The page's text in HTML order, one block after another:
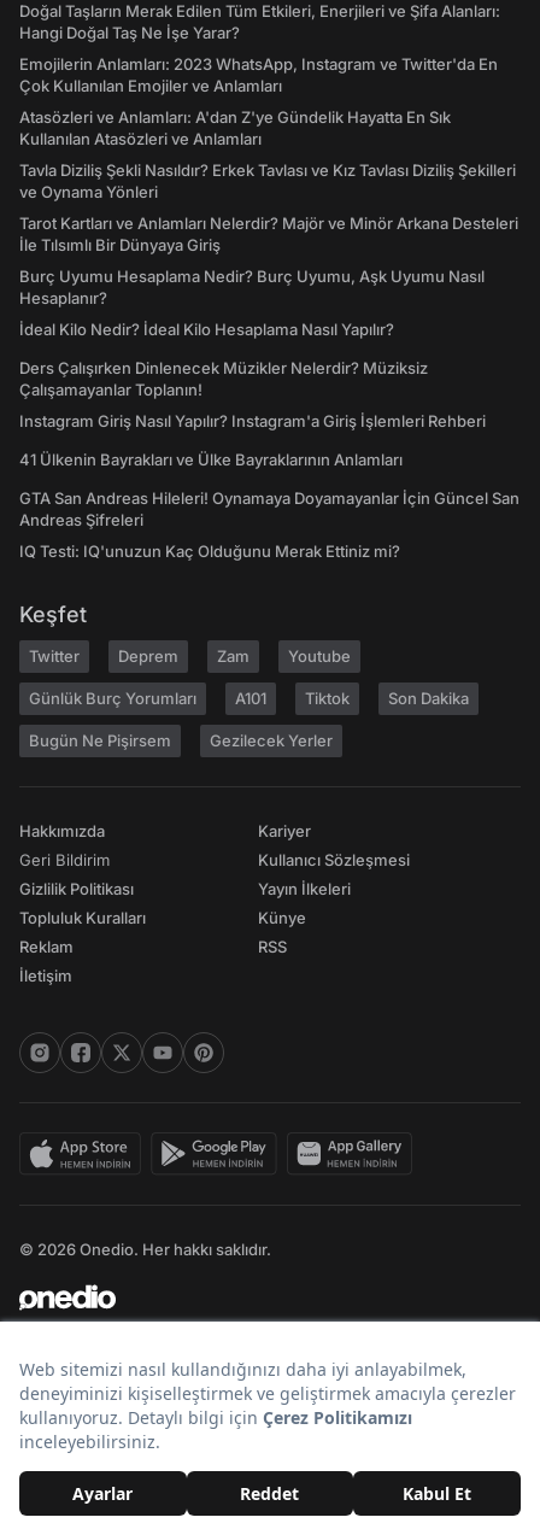
Doğal Taşların Merak Edilen Tüm Etkileri, Enerjileri ve Şifa Alanları:
Hangi Doğal Taş Ne İşe Yarar?
Emojilerin Anlamları: 2023 WhatsApp, Instagram ve Twitter'da En
Çok Kullanılan Emojiler ve Anlamları
Atasözleri ve Anlamları: A'dan Z'ye Gündelik Hayatta En Sık
Kullanılan Atasözleri ve Anlamları
Tavla Diziliş Şekli Nasıldır? Erkek Tavlası ve Kız Tavlası Diziliş Şekilleri
ve Oynama Yönleri
Tarot Kartları ve Anlamları Nelerdir? Majör ve Minör Arkana Desteleri
İle Tılsımlı Bir Dünyaya Giriş
Burç Uyumu Hesaplama Nedir? Burç Uyumu, Aşk Uyumu Nasıl
Hesaplanır?
İdeal Kilo Nedir? İdeal Kilo Hesaplama Nasıl Yapılır?
Ders Çalışırken Dinlenecek Müzikler Nelerdir? Müziksiz
Çalışamayanlar Toplanın!
Instagram Giriş Nasıl Yapılır? Instagram'a Giriş İşlemleri Rehberi
41 Ülkenin Bayrakları ve Ülke Bayraklarının Anlamları
GTA San Andreas Hileleri! Oynamaya Doyamayanlar İçin Güncel San
Andreas Şifreleri
IQ Testi: IQ'unuzun Kaç Olduğunu Merak Ettiniz mi?
Keşfet
Twitter Deprem Zam Youtube
Günlük Burç Yorumları A101 Tiktok Son Dakika
Bugün Ne Pişirsem Gezilecek Yerler
Hakkımızda
Geri Bildirim
Gizlilik Politikası
Topluluk Kuralları
Reklam
İletişim
Kariyer
Kullanıcı Sözleşmesi
Yayın İlkeleri
Künye
RSS
© 2026 Onedio. Her hakkı saklıdır.
Bir markasıdır.